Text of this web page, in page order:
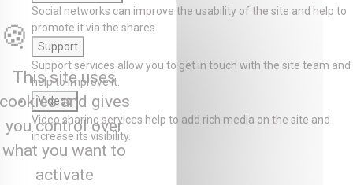
Social networks can improve the usability of the site and help to
promote it via the shares.
Support
Support services allow you to get in touch with the site team and
help to improve it.
Videos
Video sharing services help to add rich media on the site and
increase its visibility.
This site uses
and gives
you control over
what you want to
activate